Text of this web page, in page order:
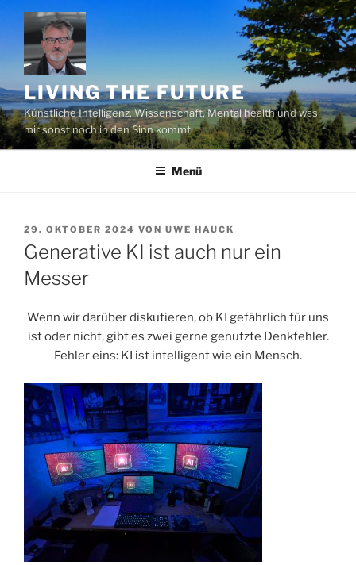
Zum
Inhalt
springen
LIVING THE FUTURE
Künstliche Intelligenz, Wissenschaft, Mental health und was
mir sonst noch in den Sinn kommt
Menü
VERÖFFENTLICHT
AM
29. OKTOBER 2024 VON UWE HAUCK
Generative KI ist auch nur ein
Messer
Wenn wir darüber diskutieren, ob KI gefährlich für uns
ist oder nicht, gibt es zwei gerne genutzte Denkfehler.
Fehler eins: KI ist intelligent wie ein Mensch.